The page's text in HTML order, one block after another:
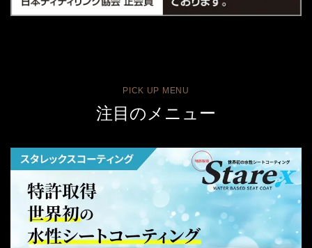
PICK UP MENU
注目のメニュー